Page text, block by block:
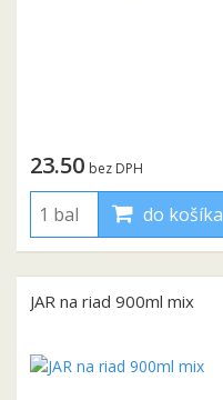
23.50 bez DPH
do košíka
JAR na riad 900ml mix